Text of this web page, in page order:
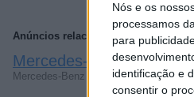
Nós e os
processamos
para
identificação e
consentir o
Anúncios relacionados
Mercedes-Benz C 2001
Mercedes-Benz C220 CDI